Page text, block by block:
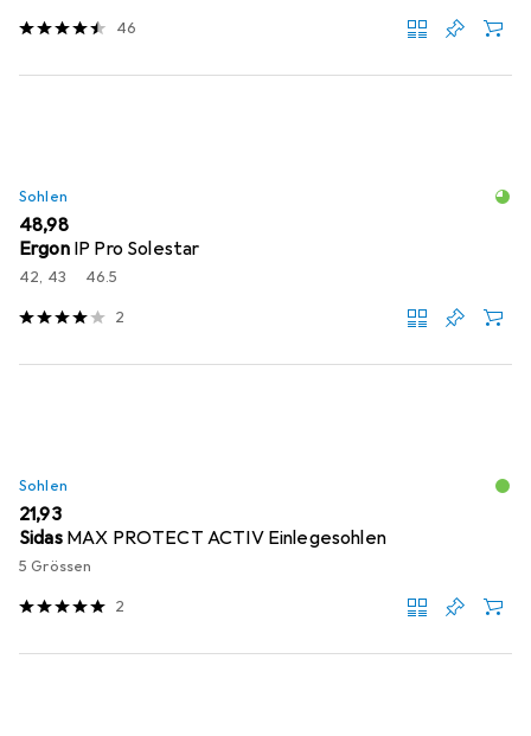
46
Sohlen
EUR
48,98
Ergon IP Pro Solestar
42, 43 46.5
2
Sohlen
EUR
21,93
Sidas MAX PROTECT ACTIV Einlegesohlen
5 Grössen
2